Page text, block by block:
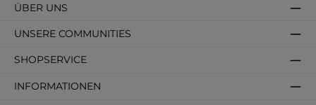
SHOPSERVICE
INFORMATIONEN
ÜBER UNS
UNSERE COMMUNITIES